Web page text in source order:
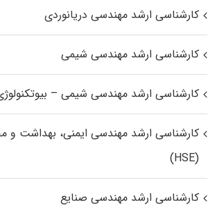
کارشناسی ارشد مهندسی دریانوردی
کارشناسی ارشد مهندسی شیمی
کارشناسی ارشد مهندسی شیمی –
کارشناسی ارشد مهندسی ایمنی، بهداشت
(HSE)
کارشناسی ارشد مهندسی صنایع